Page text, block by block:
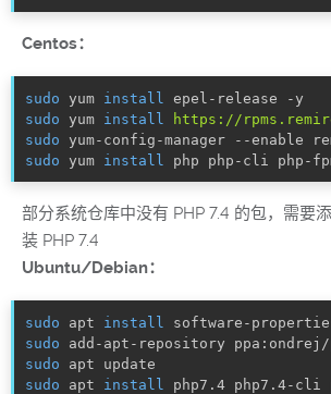
Centos：
sudo yum install
sudo yum install
https://
sudo
sudo yum install php php-cli php-
部分系统仓库中没有 PHP 7.4 的包，需要
装 PHP 7.4
Ubuntu/Debian：
sudo apt install
sudo
sudo
sudo apt install php7.4 php7.4-cli